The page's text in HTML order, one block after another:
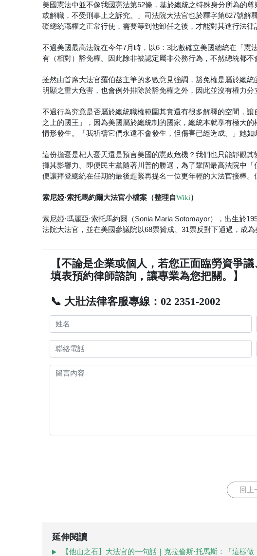
美國憲法中並不像我國憲法第52條，基於總統之特殊身分所為的
或解職，不受刑事上之訴究。」司法院大法官也於釋字第627號
礙總統職權之正常行使，需要等到他卸任之後，才能對其進行法律
不過美國最高法院在今年7月時，以6：3比數確立美國總統在「
有（相對）豁免權。因此除非被認定屬非公務行為，不然總統都不
雖然由首席大法官羅伯茲主筆的多數意見強調，豁免權是屬於總
明顯之重大危害，也會例外排除於豁免權之外，因此並沒有權力分
不過行為究竟是否屬於總統職權範圍其實還有很多解釋的空間，
之上的國王」，因為美國屬於總統制的國家，總統本就享有極大
情形發生。「我祈禱它們永遠不會發生，但傷害已經造成。」她如
這份擔憂是杞人憂天還是預言美國的憲政危機？我們也只能靜觀
揮其影響力。即便民主黨隨著川普的勝選，為了鞏固最高法院中
便讓拜登總統在任期的最後趕緊再提名一位更年輕的大法官接棒
索尼婭·索托馬約爾大法官小檔案（整理自Wiki）
索尼婭·瑪麗亞·索托馬約爾（Sonia Maria Sotomayor），出生於
法院大法官，並在美國參議院以68票贊成、31票反對下通過，成
【不論是企業或個人，若您正面臨勞資爭
填表預約律師諮詢，讓專業為您把關。】
📞 大壯法律客服專線：02 2351-2002
回上
延伸閱讀
【他山之石】大法官的一句話｜克拉倫斯·托馬斯：「這樣